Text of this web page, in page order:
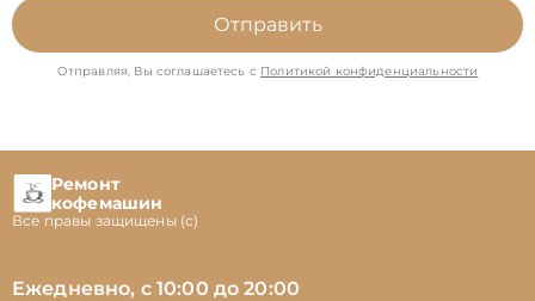
Отправить
Отправляя, Вы соглашаетесь с Политикой конфиденциальности
Ремонт
кофемашин
Все правы защищены (с)
Ежедневно, с 10:00 до 20:00